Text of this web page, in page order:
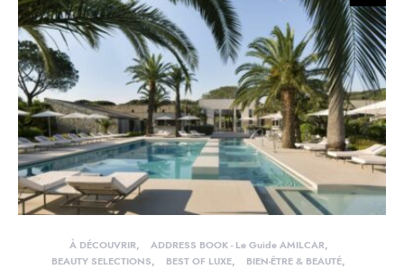
À DÉCOUVRIR
ADDRESS BOOK - Le Guide AMILCAR
BEAUTY SELECTIONS
BEST OF LUXE
BIEN-ÊTRE & BEAUTÉ